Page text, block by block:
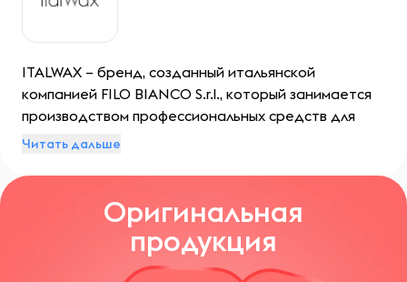
ITALWAX – бренд, созданный итальянской
компанией FILO BIANCO S.r.l., который занимается
производством профессиональных средств для
удаления нежелательных волос. Линейка
инструменты и материалы для безопасной и
эффективной процедуры эпиляции.
Читать дальше
Оригинальная
продукция